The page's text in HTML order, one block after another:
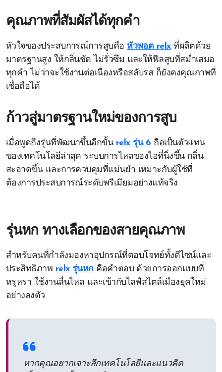
คุณภาพที่สัมผัสได้ทุกคำ
หัวใจของประสบการณ์การสูบคือ หัวพอต relxที่ผลิตด้วย
มาตรฐานสูง ให้กลิ่นชัด ไม่รั่วซึม และให้ฟีลสูบที่สม่ำเสมอ
ทุกคำ ไม่ว่าจะใช้งานต่อเนื่องหรือสลับรส ก็ยังคงคุณภาพที่
เชื่อถือได้
ก้าวสู่มาตรฐานใหม่ของการสูบ
เมื่อพูดถึงรุ่นที่พัฒนาขึ้นอีกขั้น relx รุ่น 6 ถือเป็นตัวแทน
ของเทคโนโลยีล่าสุด ระบบการไหลของไอที่นิ่งขึ้น กลิ่น
สะอาดขึ้น และการควบคุมที่แม่นยำ เหมาะกับผู้ใช้ที่
ต้องการประสบการณ์ระดับพรีเมียมอย่างแท้จริง
รุ่นหก ทางเลือกของสายคุณภาพ
สำหรับคนที่กำลังมองหาอุปกรณ์ที่ตอบโจทย์ทั้งดีไซน์และ
ประสิทธิภาพ relx รุ่นหกคือคำตอบ ด้วยการออกแบบที่
หรูหรา ใช้งานลื่นไหล และเข้ากับไลฟ์สไตล์เมืองยุคใหม่
อย่างลงตัว
หากคุณอยากเจาะลึกเทคโนโลยีและแนวคิด